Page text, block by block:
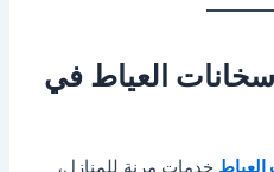
العياط في
خدمات مرنة للمنازل،